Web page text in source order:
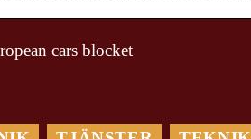
cars blocket
logistik med ett